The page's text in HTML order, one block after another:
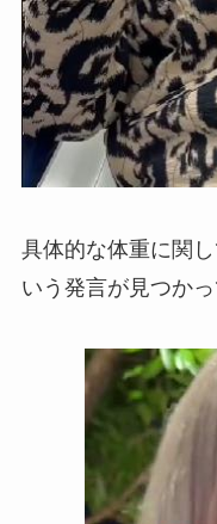
具体的な体重に関
いう発言が見つかっ